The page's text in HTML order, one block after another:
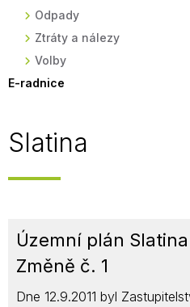
Odpady
Ztráty a nálezy
Volby
E-radnice
Slatina
Územní plán
Změně č. 1
Dne 12.9.2011 byl